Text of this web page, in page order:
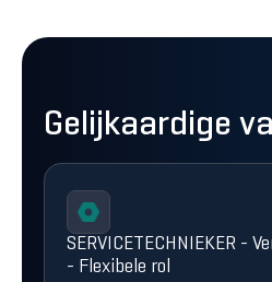
Gelijkaardige
SERVICETECHNIEKER -
- Flexibele rol